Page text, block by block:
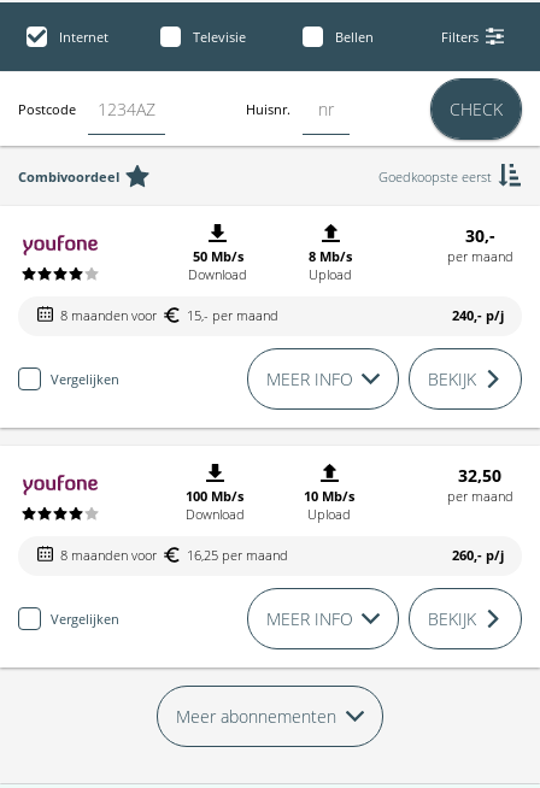
Internet Televisie Bellen Filters
Postcode Huisnr. CHECK
Combivoordeel Goedkoopste eerst
50 Mb/s
Download
8 Mb/s
Upload
30,-
per maand
8 maanden voor 15,- per maand 240,- p/j
Vergelijken MEER INFO BEKIJK
100 Mb/s
Download
10 Mb/s
Upload
32,50
per maand
8 maanden voor 16,25 per maand 260,- p/j
Vergelijken MEER INFO BEKIJK
Meer abonnementen